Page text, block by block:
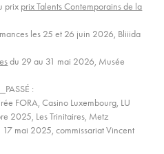
prix prix Talents Contemporains de la
les 25 et 26 juin 2026, Bliiida
du 29 au 31 mai 2026, Musée
:
FORA, Casino Luxembourg, LU
2025, Les Trinitaires, Metz
17 mai 2025, commissariat Vincent